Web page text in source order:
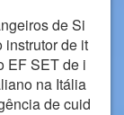
de Si
instrutor de it
EF SET de i
na Itália
de cuid